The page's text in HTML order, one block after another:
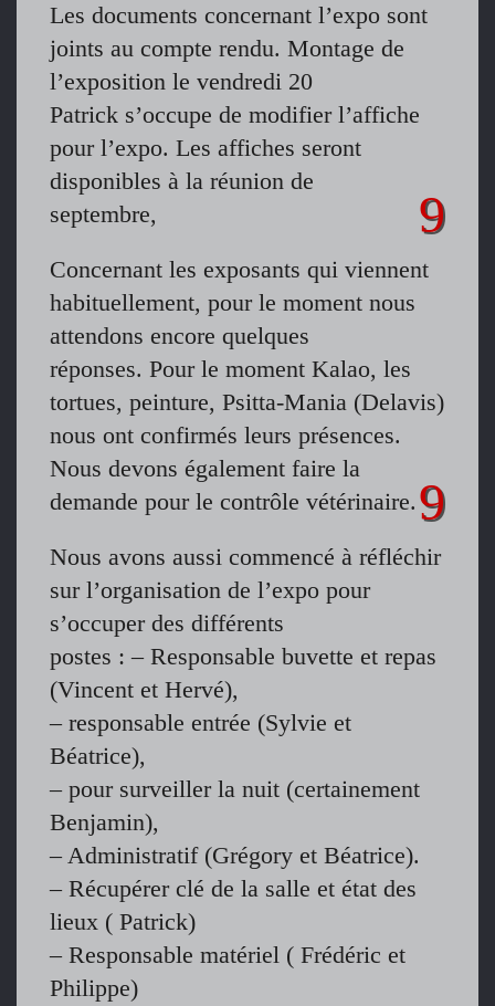
Les documents concernant l’expo sont
joints au compte rendu. Montage de
l’exposition le vendredi 20
Patrick s’occupe de modifier l’affiche
pour l’expo. Les affiches seront
disponibles à la réunion de
septembre,
Concernant les exposants qui viennent
habituellement, pour le moment nous
attendons encore quelques
réponses. Pour le moment Kalao, les
tortues, peinture, Psitta-Mania (Delavis)
nous ont confirmés leurs présences.
Nous devons également faire la
demande pour le contrôle vétérinaire.
Nous avons aussi commencé à réfléchir
sur l’organisation de l’expo pour
s’occuper des différents
postes : – Responsable buvette et repas
(Vincent et Hervé),
– responsable entrée (Sylvie et
Béatrice),
– pour surveiller la nuit (certainement
Benjamin),
– Administratif (Grégory et Béatrice).
– Récupérer clé de la salle et état des
lieux ( Patrick)
– Responsable matériel ( Frédéric et
Philippe)